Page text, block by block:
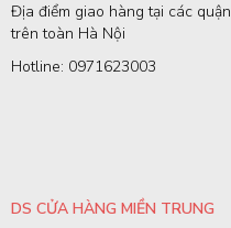
Địa điểm giao hàng tại các quận
trên toàn Hà Nội
Hotline: 0971623003
DS CỬA HÀNG MIỀN TRUNG